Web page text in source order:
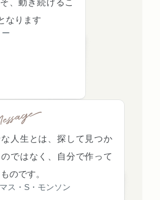
、動き続けるこ
なります
人生とは、探して見つか
のではなく、自分で作って
のです。
ス・S・モンソン